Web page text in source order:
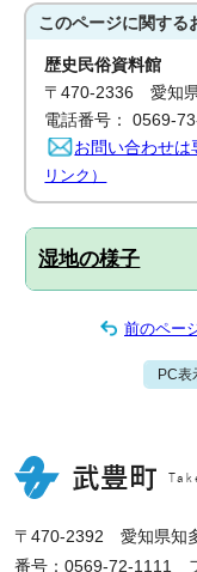
このページに関する
歴史民俗資料館
〒470-2336 愛知
電話番号： 0569-
お問い合わせは
リンク）
湿地の様子
前のペー
PC表
〒470-2392 愛知県知
番号：0569-72-1111